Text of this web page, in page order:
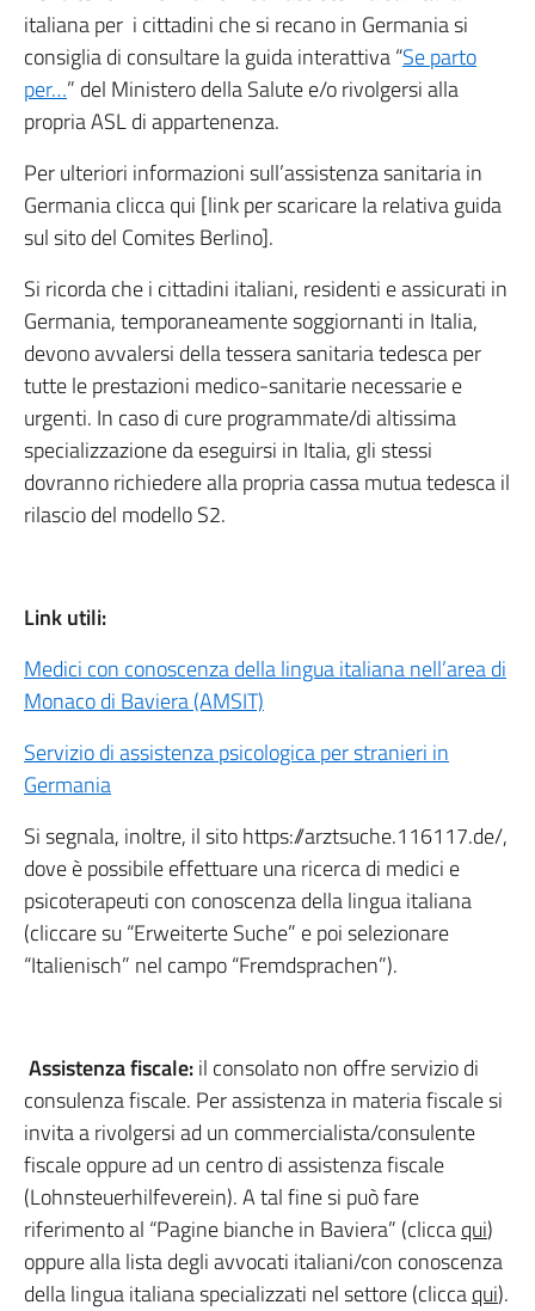
italiana per i cittadini che si recano in Germania si
consiglia di consultare la guida interattiva “Se parto
per…” del Ministero della Salute e/o rivolgersi alla
propria ASL di appartenenza.
Per ulteriori informazioni sull’assistenza sanitaria in
Germania clicca qui [link per scaricare la relativa guida
sul sito del Comites Berlino].
Si ricorda che i cittadini italiani, residenti e assicurati in
Germania, temporaneamente soggiornanti in Italia,
devono avvalersi della tessera sanitaria tedesca per
tutte le prestazioni medico-sanitarie necessarie e
urgenti. In caso di cure programmate/di altissima
specializzazione da eseguirsi in Italia, gli stessi
dovranno richiedere alla propria cassa mutua tedesca il
rilascio del modello S2.
Link utili:
Medici con conoscenza della lingua italiana nell’area di
Monaco di Baviera (AMSIT)
Servizio di assistenza psicologica per stranieri in
Germania
Si segnala, inoltre, il sito https://arztsuche.116117.de/,
dove è possibile effettuare una ricerca di medici e
psicoterapeuti con conoscenza della lingua italiana
(cliccare su “Erweiterte Suche” e poi selezionare
“Italienisch” nel campo “Fremdsprachen”).
Assistenza fiscale:il consolato non offre servizio di
consulenza fiscale. Per assistenza in materia fiscale si
invita a rivolgersi ad un commercialista/consulente
fiscale oppure ad un centro di assistenza fiscale
(Lohnsteuerhilfeverein). A tal fine si può fare
riferimento al “Pagine bianche in Baviera” (cliccaqui)
oppure alla lista degli avvocati italiani/con conoscenza
della lingua italiana specializzati nel settore (cliccaqui).